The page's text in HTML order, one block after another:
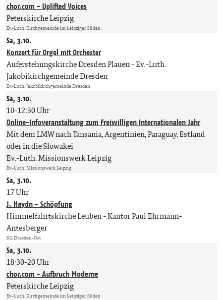
chor.com - Uplifted Voices
Peterskirche Leipzig
Ev.-Luth. Kirchgemeinde im Leipziger Süden
Sa, 3.10.
Konzert für Orgel mit Orchester
Auferstehungskirche Dresden Plauen Ev.-Luth.
Jakobikirchgemeinde Dresden
Ev.-Luth. Jakobikirchgemeinde Dresden
Sa, 3.10.
10-12:30 Uhr
Online-Infoveranstaltung zum Freiwilligen Internationalen Jahr
Mit dem LMW nach Tansania, Argentinien, Paraguay, Estland
oder in die Slowakei
Ev.-Luth. Missionswerk Leipzig
Ev.-Luth. Missionswerk Leipzig
Sa, 3.10.
17 Uhr
J. Haydn - Schöpfung
Himmelfahrtskirche Leuben Kantor Paul Ehrmann-
Antesberger
KG Dresden-Ost
Sa, 3.10.
18:30-20 Uhr
chor.com - Aufbruch Moderne
Peterskirche Leipzig
Ev.-Luth. Kirchgemeinde im Leipziger Süden